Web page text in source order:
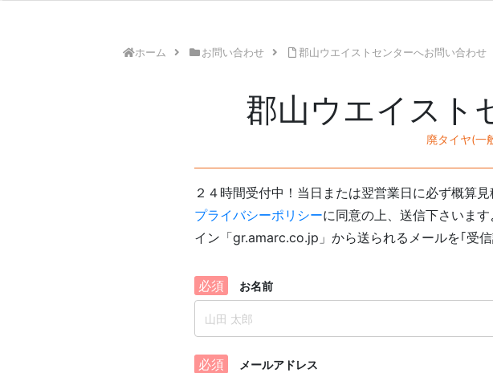
ホーム お問い合わせ 郡山ウエイストセンターへお問い合わせ
廃タイヤ(一
郡山ウエイスト
２４時間受付中！当日または翌営業日に必ず概算見
プライバシーポリシーに同意の上、送信下さいま
イン「gr.amarc.co.jp」から送られるメールを｢受信
必須 お名前
必須 メールアドレス